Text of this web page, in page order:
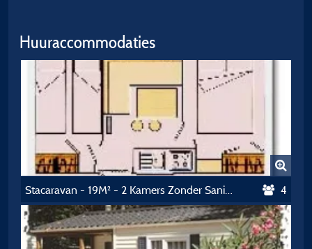
Huuraccommodaties
Stacaravan - 19M² - 2 Kamers Zonder Sanitair 4